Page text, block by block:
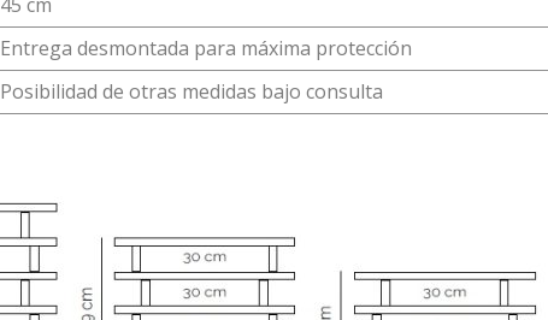
Entrega desmontada para máxima protección
Posibilidad de otras medidas bajo consulta